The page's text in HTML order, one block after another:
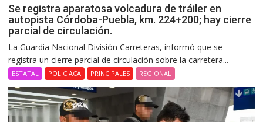
Se registra aparatosa volcadura de tráiler en
autopista Córdoba-Puebla, km. 224+200; hay cierre
parcial de circulación.
La Guardia Nacional División Carreteras, informó que se
registra un cierre parcial de circulación sobre la carretera...
ESTATAL POLICIACA PRINCIPALES REGIONAL